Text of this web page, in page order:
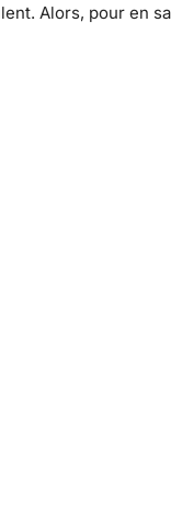
Alors, pour en